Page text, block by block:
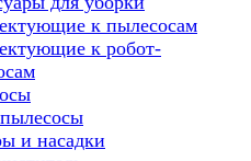
к пылесосам
к робот-
и насадки